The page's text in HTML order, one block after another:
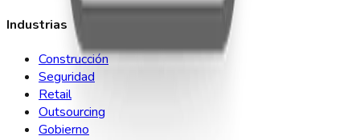
Industrias
Construcción
Seguridad
Retail
Outsourcing
Gobierno